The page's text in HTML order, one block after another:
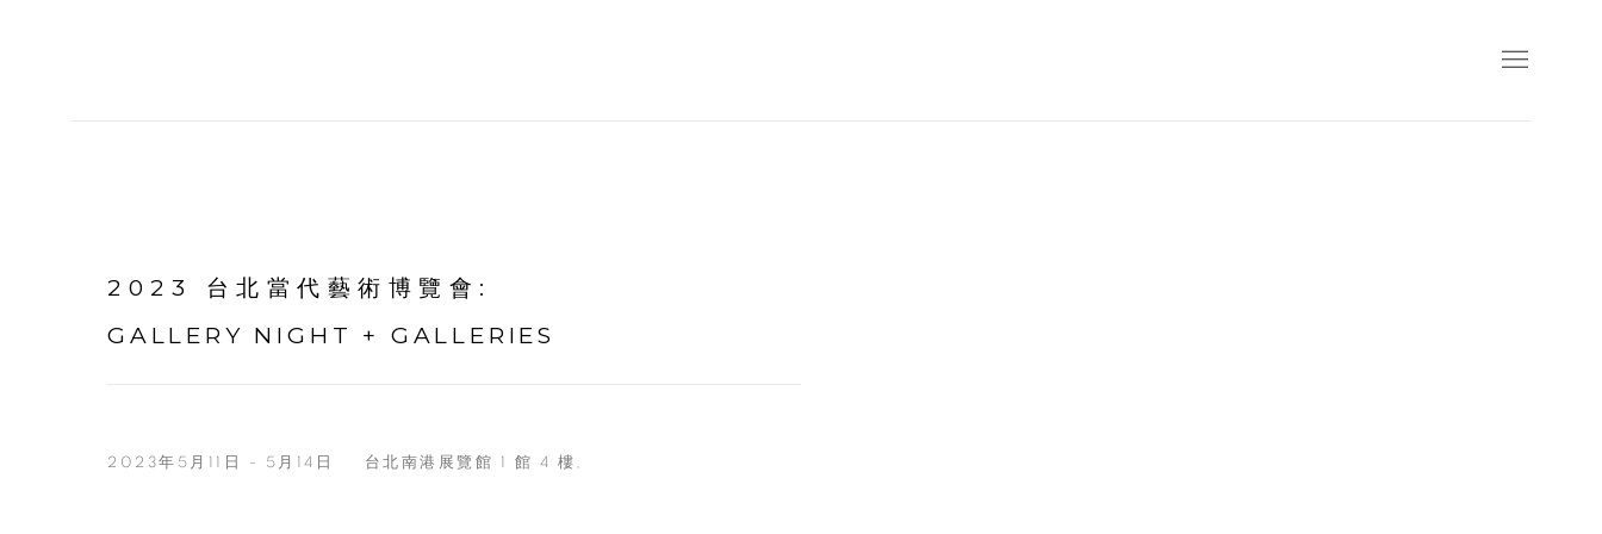
2023 台北當代藝術博覽會 :
GALLERY NIGHT + GALLERIES
台北南港展覽館 1 館 4 樓,
2023年5月11日 - 5月14日